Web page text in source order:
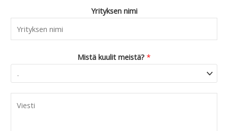
Yrityksen nimi
Mistä kuulit meistä? *